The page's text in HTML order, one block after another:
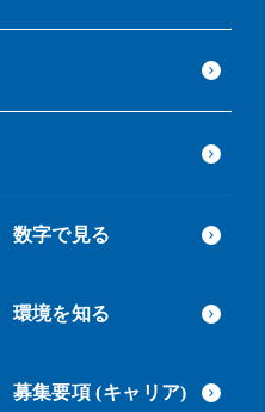
数字で見る
環境を知る
募集要項 (キャリア)